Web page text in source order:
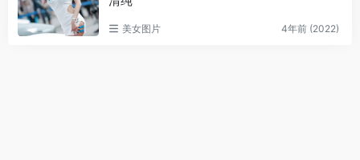
美女图片 4年前 (2022)